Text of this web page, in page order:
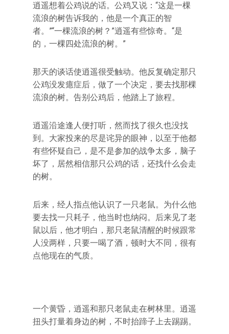
逍遥想着公鸡说的话。公鸡又说：“这是一棵
流浪的树告诉我的，他是一个真正的智
者。”“一棵流浪的树？”逍遥有些惊奇。“是
的，一棵四处流浪的树。”
那天的谈话使逍遥很受触动。他反复确定那只
公鸡没发癔症后，做了一个决定，要去找那棵
流浪的树。告别公鸡后，他踏上了旅程。
逍遥沿途逢人便打听，然而找了很久也没找
到。大家投来的尽是诧异的眼神，以至于他都
有些怀疑自己，是不是参加的战争太多，脑子
坏了，居然相信那只公鸡的话，还找什么会走
的树。
后来，经人指点他认识了一只老鼠。为什么他
要去找一只耗子，他当时也纳闷。后来见了老
鼠以后，他才明白，那只老鼠清醒的时候跟常
人没两样，只要一喝了酒，顿时大不同，很有
点他现在的气质。
一个黄昏，逍遥和那只老鼠走在树林里。逍遥
扭头打量着身边的树，不时抬蹄子上去踢踢。